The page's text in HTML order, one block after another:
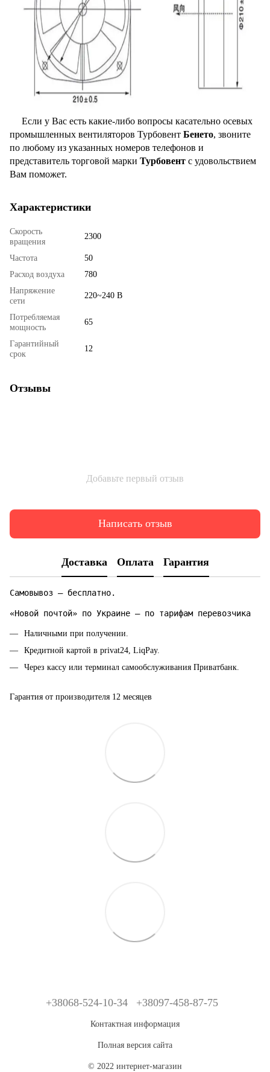
Если у Вас есть какие-либо вопросы касательно осевых
промышленных вентиляторов Турбовент Бенето, звоните
по любому из указанных номеров телефонов и
представитель торговой марки Турбовент с удовольствием
Вам поможет.
Характеристики
Скорость
вращения
2300
Частота
50
Расход воздуха
780
Напряжение
сети
220~240 В
Потребляемая
мощность
65
Гарантийный
срок
12
Отзывы
Добавьте первый отзыв
Написать отзыв
Доставка Оплата Гарантия
Самовывоз — бесплатно.
«Новой почтой» по Украине — по тарифам перевозчика
Наличными при получении.
Кредитной картой в privat24, LiqPay.
Через кассу или терминал самообслуживания Приватбанк.
Гарантия от производителя 12 месяцев
+38068-524-10-34 +38097-458-87-75
Контактная информация
Полная версия сайта
© 2022 интернет-магазин